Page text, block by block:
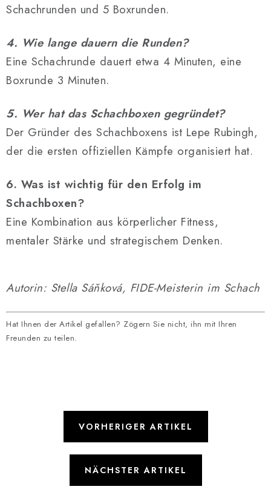
Schachrunden und 5 Boxrunden.
4. Wie lange dauern die Runden?
Eine Schachrunde dauert etwa 4 Minuten, eine
Boxrunde 3 Minuten.
5. Wer hat das Schachboxen gegründet?
Der Gründer des Schachboxens ist Lepe Rubingh,
der die ersten offiziellen Kämpfe organisiert hat.
6. Was ist wichtig für den Erfolg im
Schachboxen?
Eine Kombination aus körperlicher Fitness,
mentaler Stärke und strategischem Denken.
Autorin: Stella Sáňková, FIDE-Meisterin im Schach
Hat Ihnen der Artikel gefallen? Zögern Sie nicht, ihn mit Ihren
Freunden zu teilen.
VORHERIGER ARTIKEL
NÄCHSTER ARTIKEL